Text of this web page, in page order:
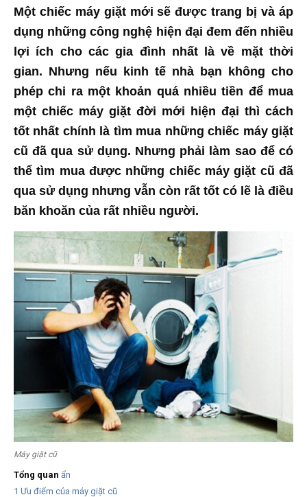
Một chiếc máy giặt mới sẽ được trang bị và áp
dụng những công nghệ hiện đại đem đến nhiều
lợi ích cho các gia đình nhất là về mặt thời
gian. Nhưng nếu kinh tế nhà bạn không cho
phép chi ra một khoản quá nhiều tiền để mua
một chiếc máy giặt đời mới hiện đại thì cách
tốt nhất chính là tìm mua những chiếc máy giặt
cũ đã qua sử dụng. Nhưng phải làm sao để có
thể tìm mua được những chiếc máy giặt cũ đã
qua sử dụng nhưng vẫn còn rất tốt có lẽ là điều
băn khoăn của rất nhiều người.
Máy giặt cũ
Tổng quan ẩn
1 Ưu điểm của máy giặt cũ